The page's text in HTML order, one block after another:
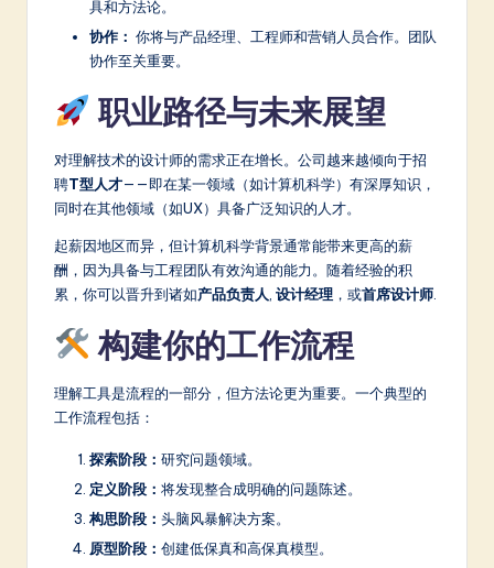
具和方法论。
协作： 你将与产品经理、工程师和营销人员合作。团队
协作至关重要。
职业路径与未来展望
对理解技术的设计师的需求正在增长。公司越来越倾向于招
聘T型人才——即在某一领域（如计算机科学）有深厚知识，
同时在其他领域（如UX）具备广泛知识的人才。
起薪因地区而异，但计算机科学背景通常能带来更高的薪
酬，因为具备与工程团队有效沟通的能力。随着经验的积
累，你可以晋升到诸如产品负责人 设计经理 ，或首席设计师
构建你的工作流程
理解工具是流程的一部分，但方法论更为重要。一个典型的
工作流程包括：
探索阶段： 研究问题领域。
定义阶段： 将发现整合成明确的问题陈述。
构思阶段： 头脑风暴解决方案。
原型阶段： 创建低保真和高保真模型。